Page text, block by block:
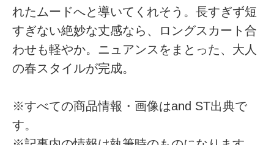
れたムードへと導いてくれそう。長すぎず短
すぎない絶妙な丈感なら、ロングスカート合
わせも軽やか。ニュアンスをまとった、大人
の春スタイルが完成。
※すべての商品情報・画像はand ST出典で
す。